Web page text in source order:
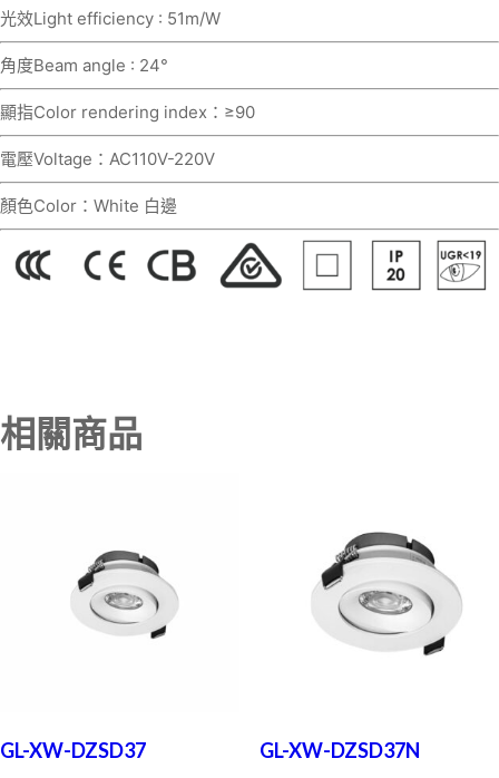
光效Light efficiency : 51m/W
角度Beam angle : 24°
顯指Color rendering index：≥90
電壓Voltage：AC110V-220V
顏色Color：White 白邊
相關商品
GL-XW-DZSD37 GL-XW-DZSD37N